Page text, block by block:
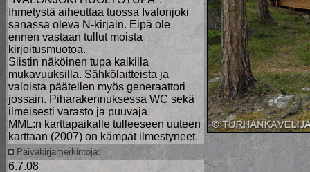
Ihmetystä aiheuttaa tuossa Ivalonjoki
sanassa oleva N-kirjain. Eipä ole
ennen vastaan tullut moista
kirjoitusmuotoa.
Siistin näköinen tupa kaikilla
mukavuuksilla. Sähkölaitteista ja
valoista päätellen myös generaattori
jossain. Piharakennuksessa WC sekä
ilmeisesti varasto ja puuvaja.
MML:n karttapaikalle tulleeseen uuteen
karttaan (2007) on kämpät ilmestyneet.
Päiväkirjamerkintöjä:
6.7.08